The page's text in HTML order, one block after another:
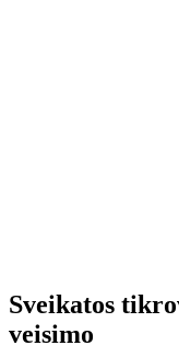
Sveikatos
veisimo